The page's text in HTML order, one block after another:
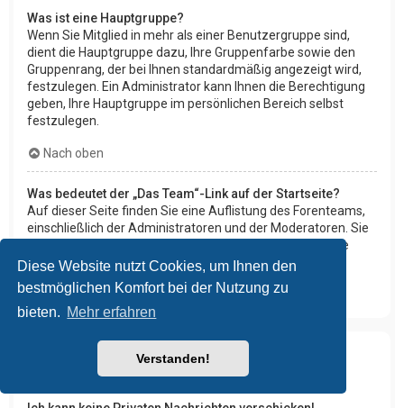
Diese Website nutzt Cookies, um Ihnen den
bestmöglichen Komfort bei der Nutzung zu
bieten. Mehr erfahren
Verstanden!
Was ist eine Hauptgruppe?
Wenn Sie Mitglied in mehr als einer Benutzergruppe sind,
dient die Hauptgruppe dazu, Ihre Gruppenfarbe sowie den
Gruppenrang, der bei Ihnen standardmäßig angezeigt wird,
festzulegen. Ein Administrator kann Ihnen die Berechtigung
geben, Ihre Hauptgruppe im persönlichen Bereich selbst
festzulegen.
Nach oben
Was bedeutet der „Das Team“-Link auf der Startseite?
Auf dieser Seite finden Sie eine Auflistung des Forenteams,
einschließlich der Administratoren und der Moderatoren. Sie
finden hier auch weitere Informationen wie die Foren, die
diese im Einzelnen moderieren.
Nach oben
Private Nachrichten